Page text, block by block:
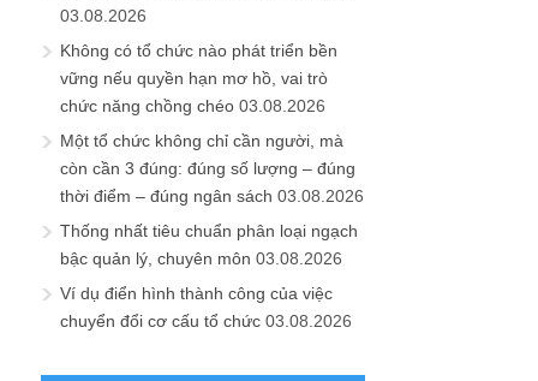
03.08.2026
Không có tổ chức nào phát triển bền
vững nếu quyền hạn mơ hồ, vai trò
chức năng chồng chéo 03.08.2026
Một tổ chức không chỉ cần người, mà
còn cần 3 đúng: đúng số lượng – đúng
thời điểm – đúng ngân sách 03.08.2026
Thống nhất tiêu chuẩn phân loại ngạch
bậc quản lý, chuyên môn 03.08.2026
Ví dụ điển hình thành công của việc
chuyển đổi cơ cấu tổ chức 03.08.2026